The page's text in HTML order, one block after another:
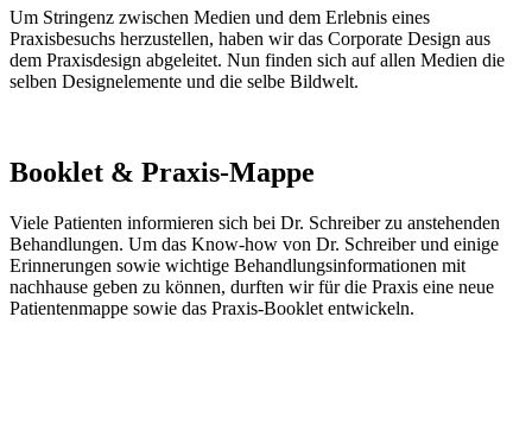
Um Stringenz zwischen Medien und dem Erlebnis eines
Praxisbesuchs herzustellen, haben wir das Corporate Design aus
dem Praxisdesign abgeleitet. Nun finden sich auf allen Medien die
selben Designelemente und die selbe Bildwelt.
Booklet & Praxis-Mappe
Viele Patienten informieren sich bei Dr. Schreiber zu anstehenden
Behandlungen. Um das Know-how von Dr. Schreiber und einige
Erinnerungen sowie wichtige Behandlungsinformationen mit
nachhause geben zu können, durften wir für die Praxis eine neue
Patientenmappe sowie das Praxis-Booklet entwickeln.